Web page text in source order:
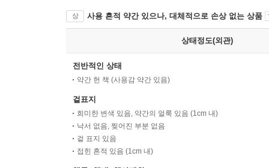
상 사용 흔적 약간 있으나, 대체적으로 손상 없는 상품
상태정도(외관)
전반적인 상태
약간 헌 책 (사용감 약간 있음)
겉표지
희미한 변색 있음, 약간의 얼룩 있음 (1cm 내)
낙서 없음, 찢어진 부분 없음
겉 표지 있음
접힌 흔적 있음 (1cm 내)